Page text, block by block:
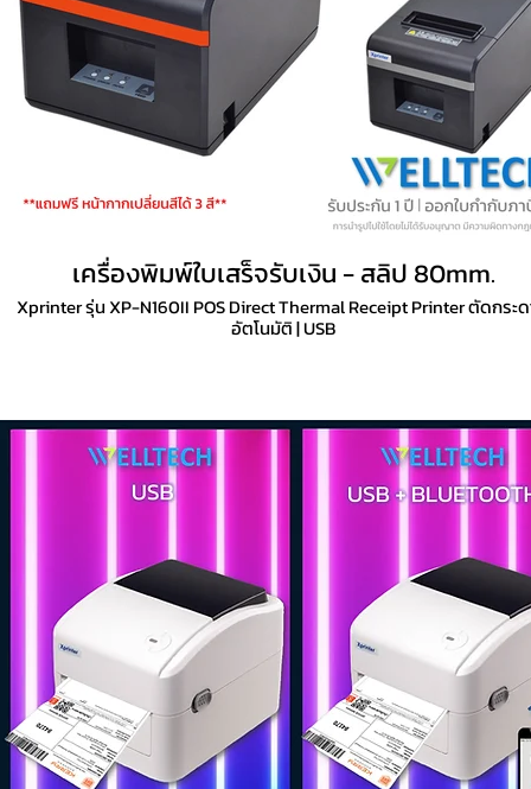
เครื่องพิมพ์ใบเสร็จรับเงิน - สลิป 80mm.
Xprinter รุ่น XP-N160II POS Direct Thermal Receipt Printer ตัดกระ
อัตโนมัติ | USB